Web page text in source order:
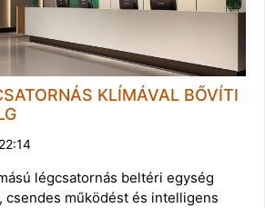
KLÍMÁVAL BŐVÍTI
légcsatornás beltéri egység
csendes működést és intelligens